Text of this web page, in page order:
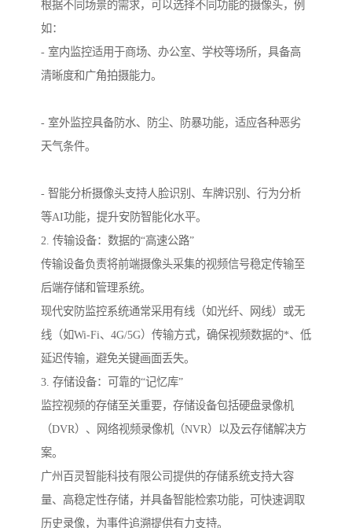
根据不同场景的需求，可以选择不同功能的摄像头，例
如：
- 室内监控适用于商场、办公室、学校等场所，具备高
清晰度和广角拍摄能力。
- 室外监控具备防水、防尘、防暴功能，适应各种恶劣
天气条件。
- 智能分析摄像头支持人脸识别、车牌识别、行为分析
等AI功能，提升安防智能化水平。
2. 传输设备：数据的“高速公路”
传输设备负责将前端摄像头采集的视频信号稳定传输至
后端存储和管理系统。
现代安防监控系统通常采用有线（如光纤、网线）或无
线（如Wi-Fi、4G/5G）传输方式，确保视频数据的*、低
延迟传输，避免关键画面丢失。
3. 存储设备：可靠的“记忆库”
监控视频的存储至关重要，存储设备包括硬盘录像机
（DVR）、网络视频录像机（NVR）以及云存储解决方
案。
广州百灵智能科技有限公司提供的存储系统支持大容
量、高稳定性存储，并具备智能检索功能，可快速调取
历史录像，为事件追溯提供有力支持。